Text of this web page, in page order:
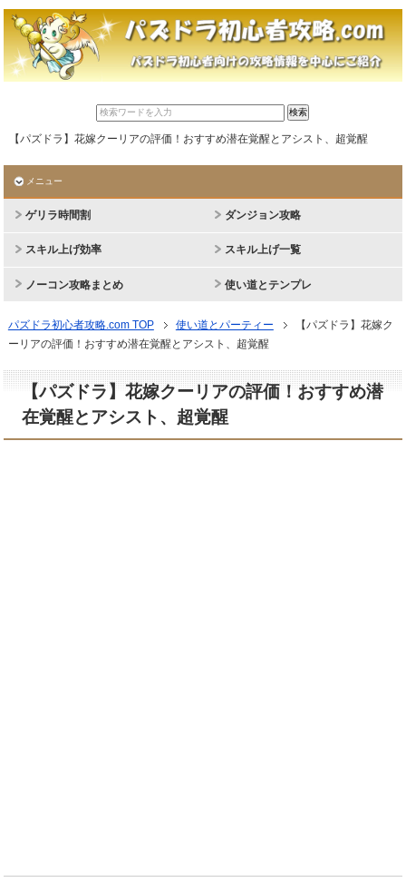
【パズドラ】花嫁クーリアの評価！おすすめ潜在覚醒とアシスト、超覚醒
メニュー
ゲリラ時間割 ダンジョン攻略
スキル上げ効率 スキル上げ一覧
ノーコン攻略まとめ 使い道とテンプレ
パズドラ初心者攻略.com TOP 使い道とパーティー
【パズドラ】花嫁ク
ーリアの評価！おすすめ潜在覚醒とアシスト、超覚醒
【パズドラ】花嫁クーリアの評価！おすすめ潜
在覚醒とアシスト、超覚醒